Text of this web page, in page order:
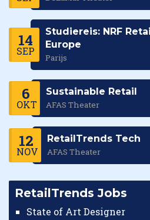
14
SEP
Studiereis: NRF
Europe
Parijs
6
OKT
Sustainable Retail
AFAS Theater
12
NOV
RetailTrends Tech
AFAS Theater
RetailTrends Jobs
State of Art Designer